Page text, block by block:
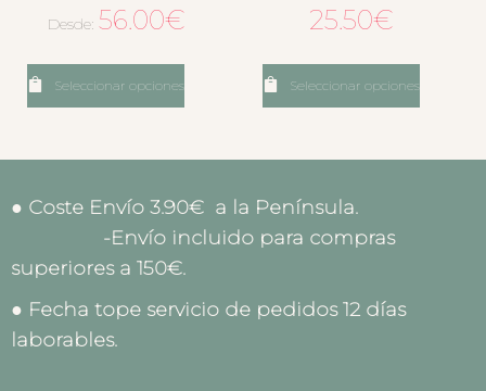
Desde: 56.00€
Seleccionar opciones
25.50€
Seleccionar opciones
● Coste Envío 3.90€ a la Península.
-Envío incluido para compras
superiores a 150€.
● Fecha tope servicio de pedidos 12 días
laborables.